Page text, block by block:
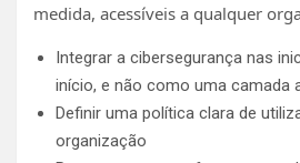
medida, acessíveis a qualquer
Integrar a cibersegurança nas
início, e não como uma camada
Definir uma política clara de
organização